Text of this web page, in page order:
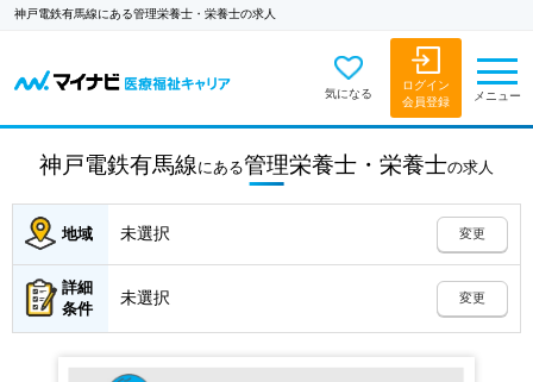
神戸電鉄有馬線にある管理栄養士・栄養士の求人
気になる
ログイン
会員登録
メニュー
神戸電鉄有馬線 にある管理栄養士・栄養士の求人
地域 未選択 変更
詳細
条件
未選択 変更